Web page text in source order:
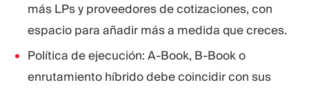
más LPs y proveedores de cotizaciones, con
espacio para añadir más a medida que creces.
Política de ejecución: A-Book, B-Book o
enrutamiento híbrido debe coincidir con sus